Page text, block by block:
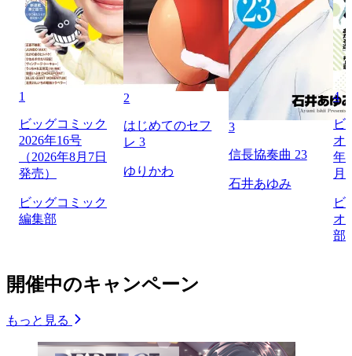
1
ビッグコミック
2026年16号
（2026年8月7日
発売）
ビッグコミック
編集部
2
はじめてのセフ
レ 3
ゆりかわ
3
信長協奏曲 23
石井あゆみ
4
ビ
オ
年
月
ビ
オ
部
開催中のキャンペーン
もっと見る